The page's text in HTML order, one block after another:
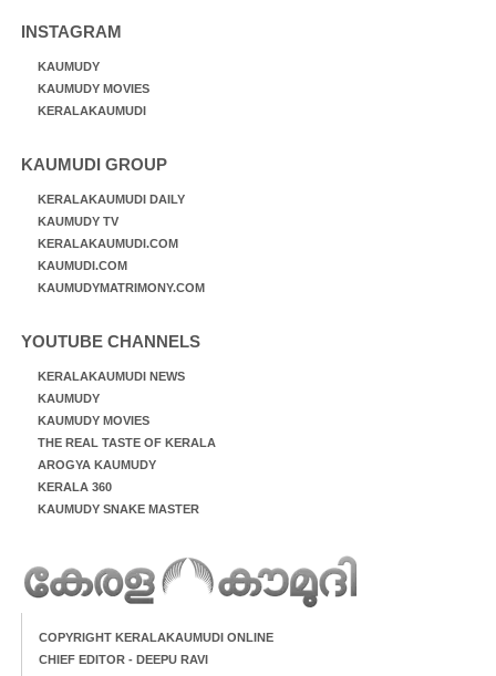
INSTAGRAM
KAUMUDY
KAUMUDY MOVIES
KERALAKAUMUDI
KAUMUDI GROUP
KERALAKAUMUDI DAILY
KAUMUDY TV
KERALAKAUMUDI.COM
KAUMUDI.COM
KAUMUDYMATRIMONY.COM
YOUTUBE CHANNELS
KERALAKAUMUDI NEWS
KAUMUDY
KAUMUDY MOVIES
THE REAL TASTE OF KERALA
AROGYA KAUMUDY
KERALA 360
KAUMUDY SNAKE MASTER
COPYRIGHT KERALAKAUMUDI ONLINE
CHIEF EDITOR - DEEPU RAVI